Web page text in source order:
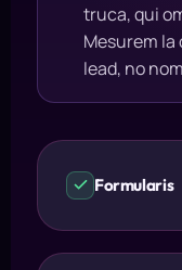
truca, qui
Mesurem la
lead, no
Formularis